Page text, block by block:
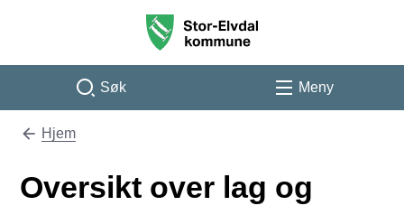
Stor-Elvdal kommune
Søk Meny
Du er her:
Hjem
Oversikt over lag og